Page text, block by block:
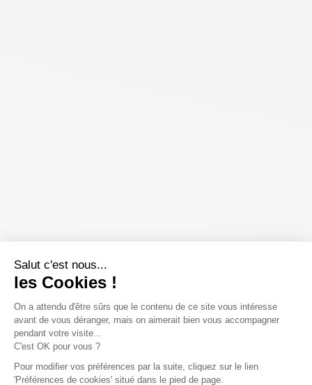
Salut c'est nous...
les Cookies !
On a attendu d'être sûrs que le contenu de ce site vous intéresse
avant de vous déranger, mais on aimerait bien vous accompagner
pendant votre visite...
C'est OK pour vous ?
Pour modifier vos préférences par la suite, cliquez sur le lien
'Préférences de cookies' situé dans le pied de page.